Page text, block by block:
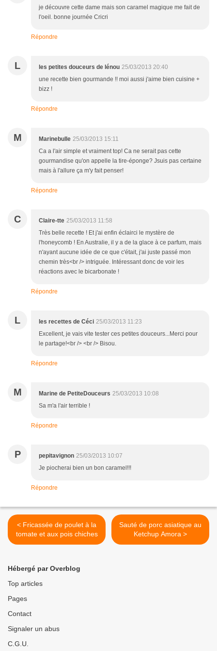
je découvre cette dame mais son caramel magique me fait de
l'oeil. bonne journée Cricri
Répondre
L les petites douceurs de lénou 25/03/2013 20:40
une recette bien gourmande !! moi aussi j'aime bien cuisine +
bizz !
Répondre
M Marinebulle 25/03/2013 15:11
Ca a l'air simple et vraiment top! Ca ne serait pas cette
gourmandise qu'on appelle la tire-éponge? Jsuis pas certaine
mais à l'allure ça m'y fait penser!
Répondre
C Claire-tte 25/03/2013 11:58
Très belle recette ! Et j'ai enfin éclairci le mystère de
l'honeycomb ! En Australie, il y a de la glace à ce parfum, mais
n'ayant aucune idée de ce que c'était, j'ai juste passé mon
chemin très<br /> intriguée. Intéressant donc de voir les
réactions avec le bicarbonate !
Répondre
L les recettes de Céci 25/03/2013 11:23
Excellent, je vais vite tester ces petites douceurs...Merci pour
le partage!<br /> <br /> Bisou.
Répondre
M Marine de PetiteDouceurs 25/03/2013 10:08
Sa m'a l'air terrible !
Répondre
P pepitavignon 25/03/2013 10:07
Je piocherai bien un bon caramel!!!
Répondre
< Fricassée de poulet à la
tomate et aux pois chiches
Sauté de porc asiatique au
Ketchup Amora >
Hébergé par Overblog
Top articles
Pages
Contact
Signaler un abus
C.G.U.